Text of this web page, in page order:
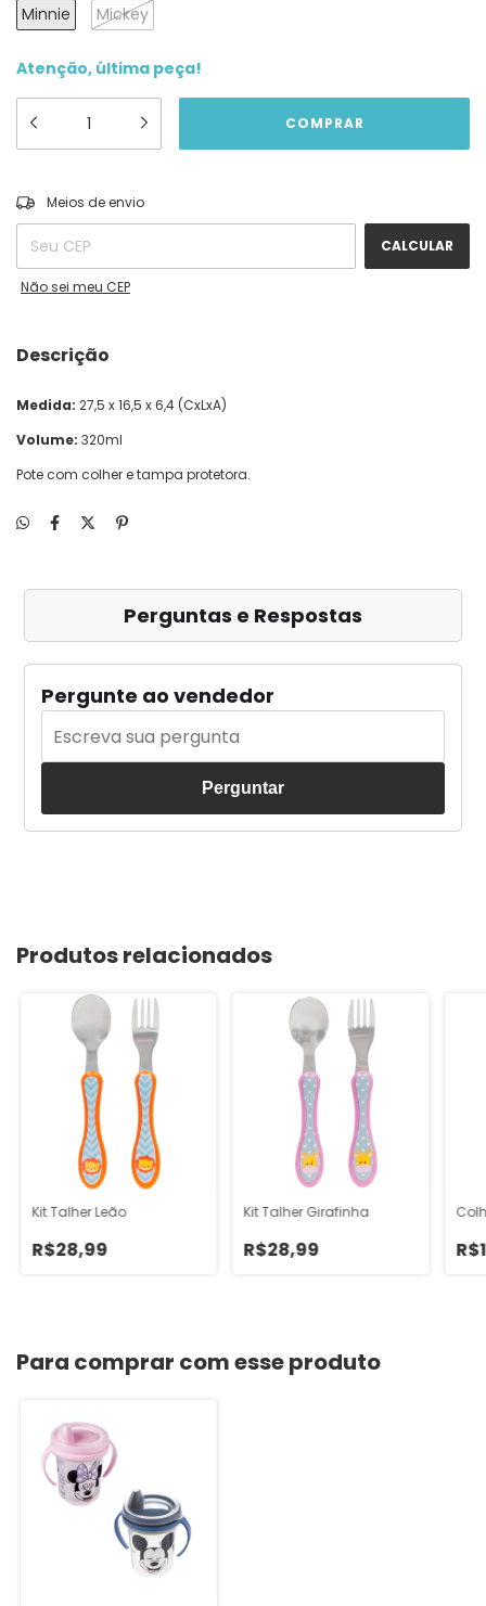
Minnie Mickey
Atenção, última peça!
Entregas para o CEP:
Meios de envio
CALCULAR
Não sei meu CEP
Descrição
Medida: 27,5 x 16,5 x 6,4 (CxLxA)
Volume: 320ml
Pote com colher e tampa protetora.
Perguntas e Respostas
Pergunte ao vendedor
Perguntar
Produtos relacionados
Kit Talher Leão
R$28,99
Kit Talher Girafinha
R$28,99
Para comprar com esse produto